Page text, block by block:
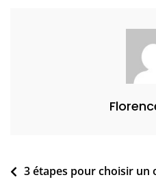
Navigation
3 étapes pour choisir un